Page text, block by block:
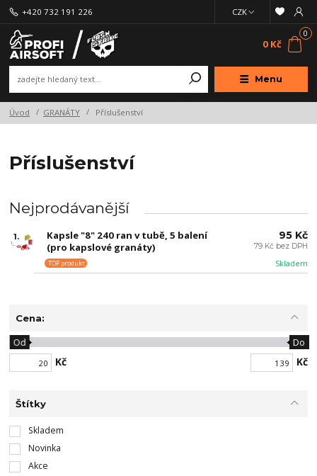
Menu
CZK
+420 732 191 226
0
0 Kč
Úvod GRANÁTY Příslušenství
Příslušenství
Nejprodávanější
1.
Kapsle "8" 240 ran v tubě, 5 balení
(pro kapslové granáty)
Skladem
TOP produkt
95 Kč
79 Kč bez DPH
Cena:
Kč
Od Do
Kč
Štítky
Skladem
Novinka
Akce